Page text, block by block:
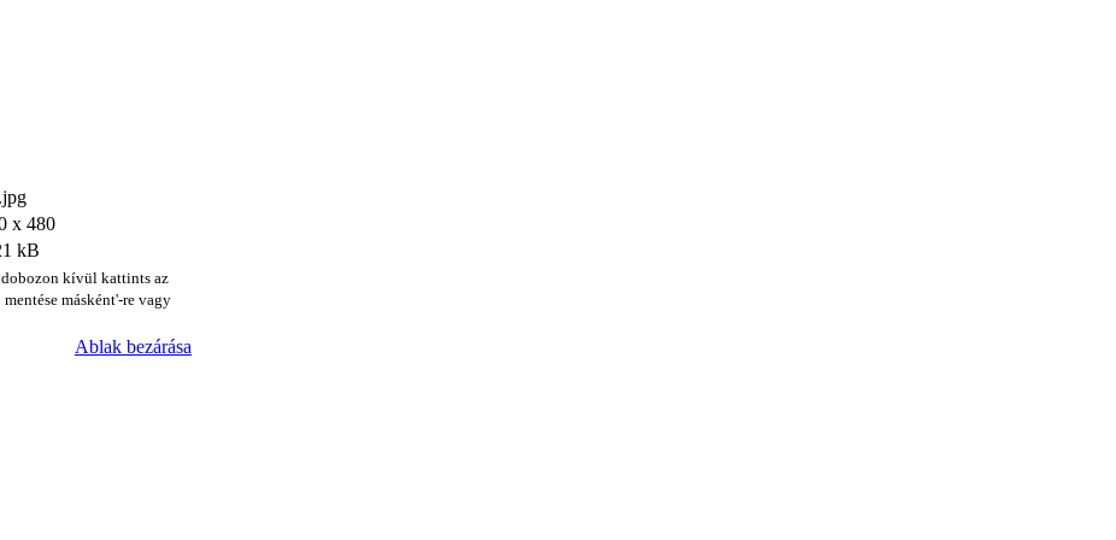
x 480
kB
dobozon kívül kattints az
másként'-re vagy
Ablak bezárása